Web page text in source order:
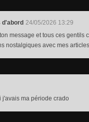
d'abord 24/05/2026 13:29
message et tous ces gentils
nostalgiques avec mes
j'avais ma période crado